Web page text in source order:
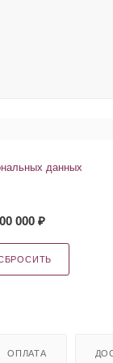
данных
000 ₽
ОПЛАТА